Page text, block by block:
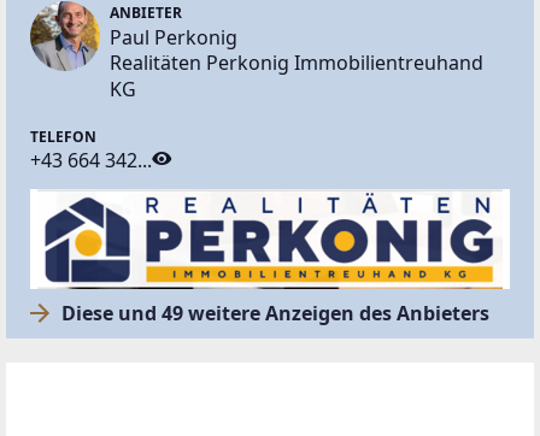
ANBIETER
Paul Perkonig
Realitäten Perkonig Immobilientreuhand
KG
TELEFON
+43 664 342...
Diese und 49 weitere Anzeigen des Anbieters